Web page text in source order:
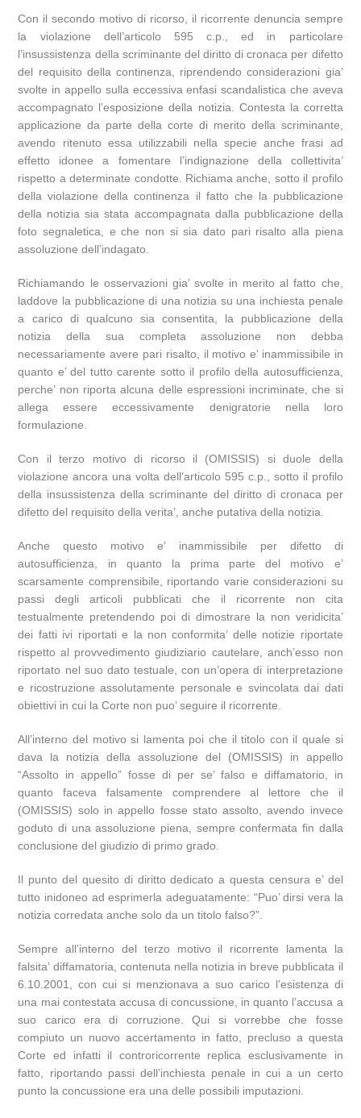
Con il secondo motivo di ricorso, il ricorrente denuncia sempre
la violazione dell’articolo 595 c.p., ed in particolare
l’insussistenza della scriminante del diritto di cronaca per difetto
del requisito della continenza, riprendendo considerazioni gia’
svolte in appello sulla eccessiva enfasi scandalistica che aveva
accompagnato l’esposizione della notizia. Contesta la corretta
applicazione da parte della corte di merito della scriminante,
avendo ritenuto essa utilizzabili nella specie anche frasi ad
effetto idonee a fomentare l’indignazione della collettivita’
rispetto a determinate condotte. Richiama anche, sotto il profilo
della violazione della continenza il fatto che la pubblicazione
della notizia sia stata accompagnata dalla pubblicazione della
foto segnaletica, e che non si sia dato pari risalto alla piena
assoluzione dell’indagato.
Richiamando le osservazioni gia’ svolte in merito al fatto che,
laddove la pubblicazione di una notizia su una inchiesta penale
a carico di qualcuno sia consentita, la pubblicazione della
notizia della sua completa assoluzione non debba
necessariamente avere pari risalto, il motivo e’ inammissibile in
quanto e’ del tutto carente sotto il profilo della autosufficienza,
perche’ non riporta alcuna delle espressioni incriminate, che si
allega essere eccessivamente denigratorie nella loro
formulazione.
Con il terzo motivo di ricorso il (OMISSIS) si duole della
violazione ancora una volta dell’articolo 595 c.p., sotto il profilo
della insussistenza della scriminante del diritto di cronaca per
difetto del requisito della verita’, anche putativa della notizia.
Anche questo motivo e’ inammissibile per difetto di
autosufficienza, in quanto la prima parte del motivo e’
scarsamente comprensibile, riportando varie considerazioni su
passi degli articoli pubblicati che il ricorrente non cita
testualmente pretendendo poi di dimostrare la non veridicita’
dei fatti ivi riportati e la non conformita’ delle notizie riportate
rispetto al provvedimento giudiziario cautelare, anch’esso non
riportato nel suo dato testuale, con un’opera di interpretazione
e ricostruzione assolutamente personale e svincolata dai dati
obiettivi in cui la Corte non puo’ seguire il ricorrente.
All’interno del motivo si lamenta poi che il titolo con il quale si
dava la notizia della assoluzione del (OMISSIS) in appello
“Assolto in appello” fosse di per se’ falso e diffamatorio, in
quanto faceva falsamente comprendere al lettore che il
(OMISSIS) solo in appello fosse stato assolto, avendo invece
goduto di una assoluzione piena, sempre confermata fin dalla
conclusione del giudizio di primo grado.
Il punto del quesito di diritto dedicato a questa censura e’ del
tutto inidoneo ad esprimerla adeguatamente: “Puo’ dirsi vera la
notizia corredata anche solo da un titolo falso?”.
Sempre all’interno del terzo motivo il ricorrente lamenta la
falsita’ diffamatoria, contenuta nella notizia in breve pubblicata il
6.10.2001, con cui si menzionava a suo carico l’esistenza di
una mai contestata accusa di concussione, in quanto l’accusa a
suo carico era di corruzione. Qui si vorrebbe che fosse
compiuto un nuovo accertamento in fatto, precluso a questa
Corte ed infatti il controricorrente replica esclusivamente in
fatto, riportando passi dell’inchiesta penale in cui a un certo
punto la concussione era una delle possibili imputazioni.